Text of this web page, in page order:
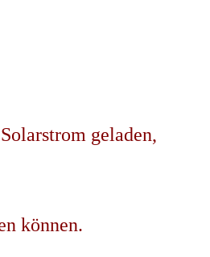
geladen,
können.